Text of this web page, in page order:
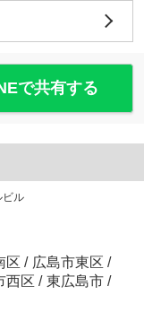
で共有する
ビル
区 / 広島市東区 /
西区 / 東広島市 /